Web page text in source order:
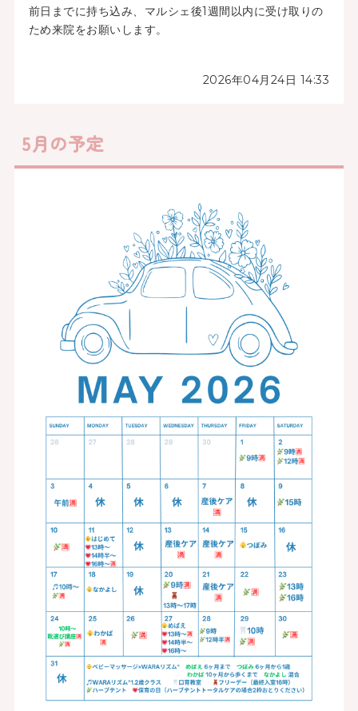
前日までに持ち込み、マルシェ後1週間以内に受け取りの
ため来院をお願いします。
2026年04月24日 14:33
5月の予定